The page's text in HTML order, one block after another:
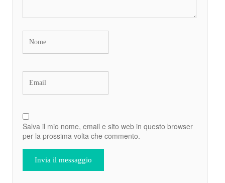
Salva il mio nome, email e sito web in questo browser
per la prossima volta che commento.